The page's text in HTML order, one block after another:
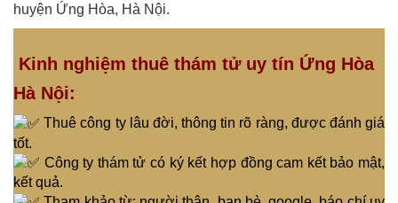
huyện Ứng Hòa, Hà Nội.
Kinh nghiệm thuê thám tử uy tín Ứng Hòa
Hà Nội:
Thuê công ty lâu đời, thông tin rõ ràng, được đánh giá
tốt.
Công ty thám tử có ký kết hợp đồng cam kết bảo mật,
kết quả.